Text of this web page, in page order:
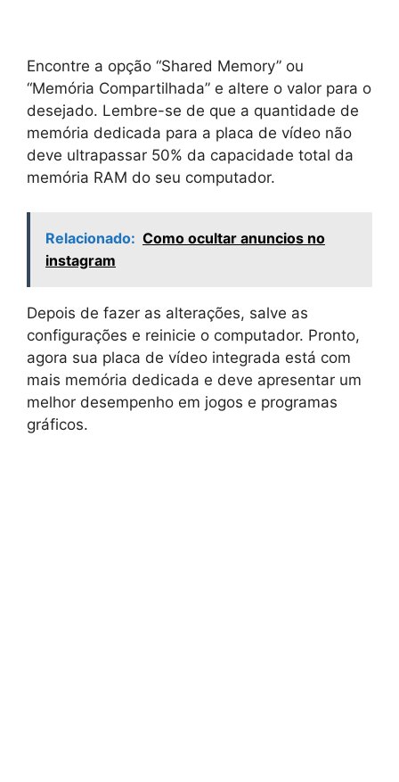
Encontre a opção “Shared Memory” ou
“Memória Compartilhada” e altere o valor para o
desejado. Lembre-se de que a quantidade de
memória dedicada para a placa de vídeo não
deve ultrapassar 50% da capacidade total da
memória RAM do seu computador.
Relacionado: Como ocultar anuncios no
instagram
Depois de fazer as alterações, salve as
configurações e reinicie o computador. Pronto,
agora sua placa de vídeo integrada está com
mais memória dedicada e deve apresentar um
melhor desempenho em jogos e programas
gráficos.